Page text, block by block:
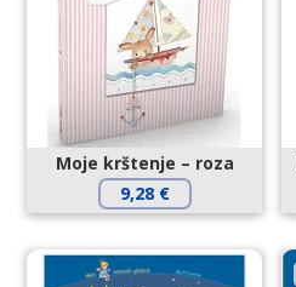
Moje krštenje – roza
9,28 €